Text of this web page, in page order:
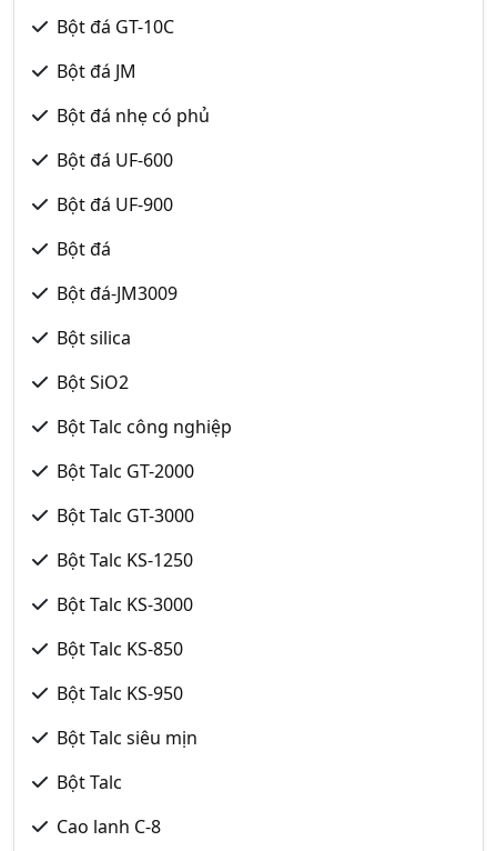
Bột đá GT-10C
Bột đá JM
Bột đá nhẹ có phủ
Bột đá UF-600
Bột đá UF-900
Bột đá
Bột đá-JM3009
Bột silica
Bột SiO2
Bột Talc công nghiệp
Bột Talc GT-2000
Bột Talc GT-3000
Bột Talc KS-1250
Bột Talc KS-3000
Bột Talc KS-850
Bột Talc KS-950
Bột Talc siêu mịn
Bột Talc
Cao lanh C-8